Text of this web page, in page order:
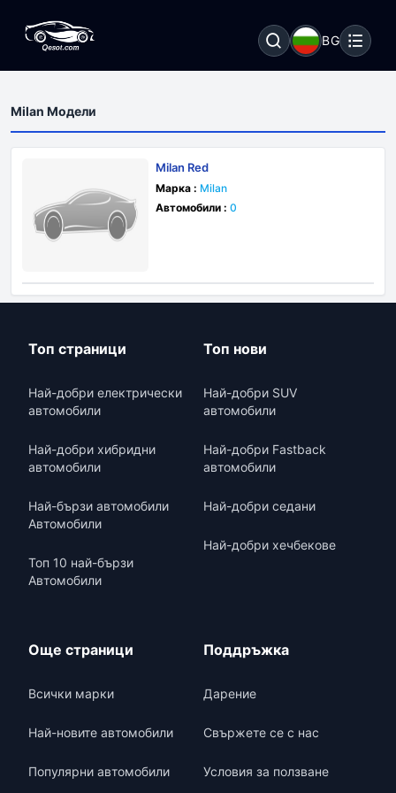
BG
Milan Модели
Milan Red
Марка : Milan
Автомобили : 0
Топ страници
Най-добри електрически
автомобили
Най-добри хибридни
автомобили
Най-бързи автомобили
Автомобили
Топ 10 най-бързи
Автомобили
Топ нови
Най-добри SUV
автомобили
Най-добри Fastback
автомобили
Най-добри седани
Най-добри хечбекове
Още страници
Всички марки
Най-новите автомобили
Популярни автомобили
Поддръжка
Дарение
Свържете се с нас
Условия за ползване